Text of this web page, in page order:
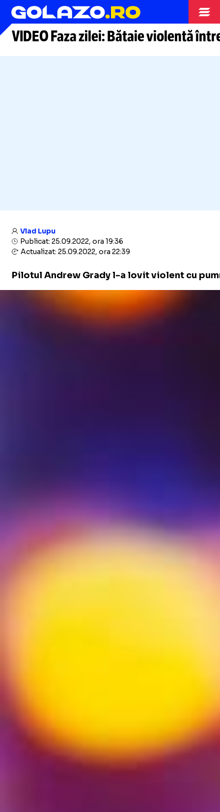
Moto GP
VIDEO Faza zilei: Bătaie violentă
Vlad Lupu
Publicat: 25.09.2022, ora 19:36
Actualizat: 25.09.2022, ora 22:39
Pilotul Andrew Grady l-a lovit violent cu